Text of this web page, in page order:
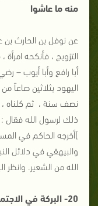
منه ما عاشوا
عن نوفل بن الحارث بن
التزويج ، فأنكحه
أبا رافع وأبا أيوب –
اليهود بثلاثين صاعاً
نصف سنة ، ثم كلناه ،
ذلك لرسول الله
الله من الشعير. وانظر
20- البركة في الاجتماع على الطعام